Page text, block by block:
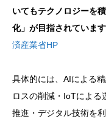
いてもテクノロジーを
化」が目指されています
済産業省HP
具体的には、AIによる
ロスの削減・IoTによる
推進・デジタル技術を